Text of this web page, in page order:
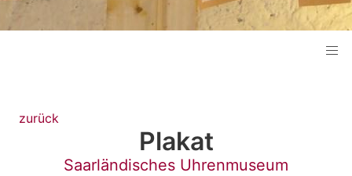
zurück
Plakat
Saarländisches Uhrenmuseum